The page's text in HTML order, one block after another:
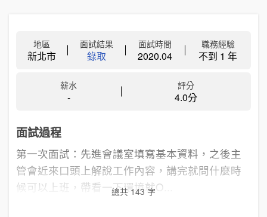
地區
新北市
面試結果
錄取
面試時間
2020.04
職務經驗
不到 1 年
薪水
-
評分
4.0分
面試過程
第一次面試：先進會議室填寫基本資料，之後主
管會近來口頭上解說工作內容，講完就問什麼時
候可以上班，帶看一下環境就O...
總共 143 字